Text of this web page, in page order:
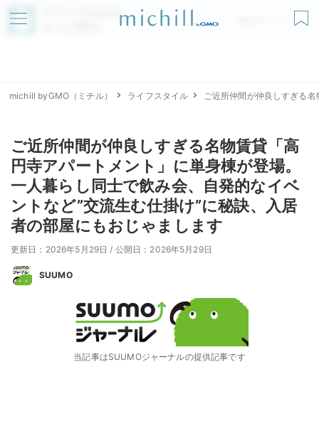
アプリでmichillが
無料ダウンロード
michill byGMO（ミチル） ライフスタイル ご近所仲間が仲良しすぎる
ご近所仲間が仲良しすぎる名物賃貸「高
円寺アパートメント」に単身棟が登場。
一人暮らし同士で飲み会、自発的なイベ
ントなど”交流生む仕掛け”に秘訣、入居
者の部屋にもおじゃまします
更新日：2026年5月29日 / 公開日：2026年5月29日
SUUMO
当記事はSUUMOジャーナルの提供記事です